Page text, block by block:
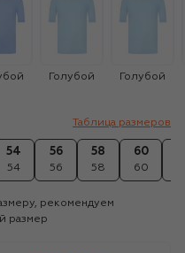
Голубой Голубой
Таблица размеров
54
54
56
56
58
58
60
60
рекомендуем
размер